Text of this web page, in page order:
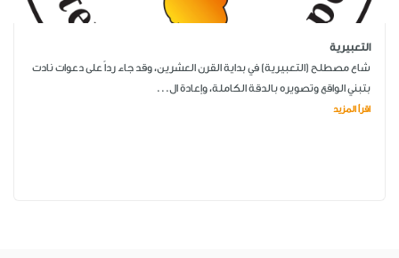
التعبيرية
شاع مصطلح (التعبيرية) في بداية القرن العشرين، وقد جاء رداً على دعوات نادت
بتبني الواقع وتصويره بالدقة الكاملة، وإعادة ال...
اقرأ المزيد